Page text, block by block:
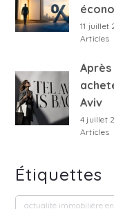
11 juillet
Articles
Après
Aviv
4 juillet
Articles
Étiquettes
actualité immobilière